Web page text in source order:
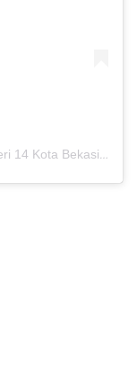
Sebuah kiriman dibagikan oleh SMK Negeri 14 Kota Bekasi (@smkn14kotabekasi)